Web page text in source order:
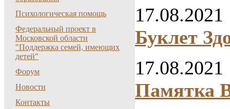
Психологическая помощь
Федеральный проект в
Московской области
"Поддержка семей, имеющих
детей"
Форум
Новости
Контакты
17.08.2021
Буклет
17.08.2021
Памятка